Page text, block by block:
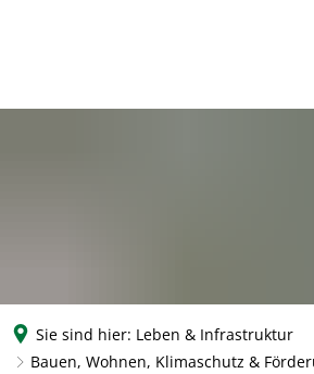
Sie sind hier: Leben & Infrastruktur
Bauen, Wohnen, Klimaschutz &